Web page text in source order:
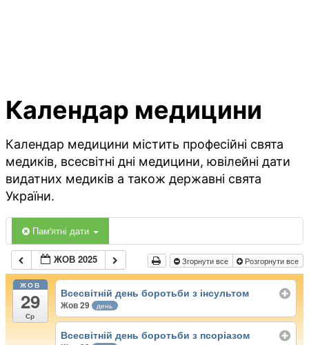
Календар медицини
Календар медицини містить професійні свята
медиків, всесвітні дні медицини, ювілейні дати
видатних медиків а також державні свята
України.
Пам'ятні дати
ЖОВ 2025 Згорнути все Розгорнути все
ЖОВ
29
Ср
Всесвітній день боротьби з інсультом
Жов 29 день
Всесвітній день боротьби з псоріазом